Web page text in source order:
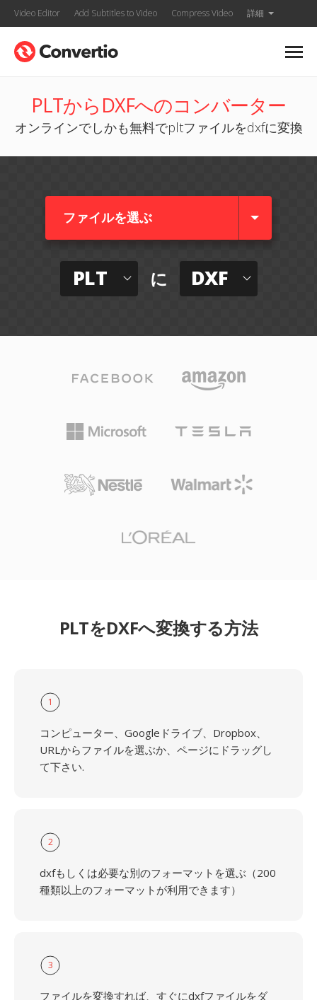
Video Editor Add Subtitles to Video Compress Video 詳細
PLTからDXFへのコンバーター
オンラインでしかも無料でpltファイルをdxfに変換
ファイルを選ぶ
PLT に DXF
PLTをDXFへ変換する方法
1
コンピューター、Googleドライブ、Dropbox、
URLからファイルを選ぶか、ページにドラッグし
て下さい.
2
dxfもしくは必要な別のフォーマットを選ぶ（200
種類以上のフォーマットが利用できます）
3
ファイルを変換すれば、すぐにdxfファイルをダ